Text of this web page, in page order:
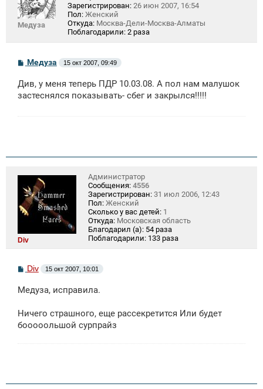
Медуза
Зарегистрирован: 26 июн 2007, 16:54
Пол: Женский
Откуда: Москва-Дели-Москва-Алматы
Поблагодарили: 2 раза
С
о
б
щ
Медуза 15 окт 2007, 09:49
Див, у меня теперь ПДР 10.03.08. А пол нам малушок
застеснялся показывать- сбег и закрылся!!!!!
Div
Администратор
Сообщения: 4556
Зарегистрирован: 31 июл 2006, 12:43
Пол: Женский
Сколько у вас детей: 1
Откуда: Московская область
Благодарил (а): 54 раза
Поблагодарили: 133 раза
С
о
б
н
и
Div 15 окт 2007, 10:01
Медуза, исправила.
Ничего страшного, еще рассекретится Или будет
бооооольшой сурпрайз